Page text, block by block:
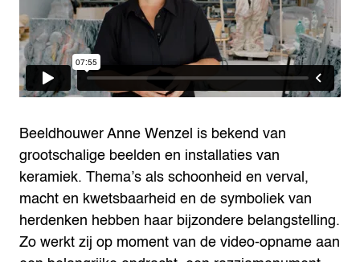
Beeldhouwer Anne Wenzel is bekend van
grootschalige beelden en installaties van
keramiek. Thema’s als schoonheid en verval,
macht en kwetsbaarheid en de symboliek van
herdenken hebben haar bijzondere belangstelling.
Zo werkt zij op moment van de video-opname aan